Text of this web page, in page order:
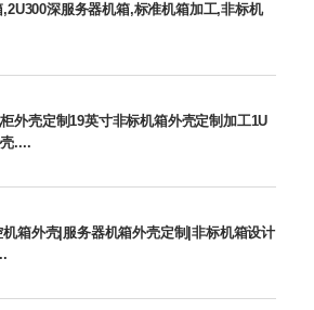
,2U300深服务器机箱,标准机箱加工,非标机
外壳定制19英寸非标机箱外壳定制加工1U
....
机箱外壳|服务器机箱外壳定制|非标机箱设计